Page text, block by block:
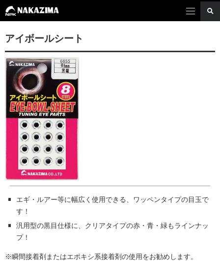
アイボールシート
エギ・ルアー等に幅広く使用できる、ワッペンタイプの目玉で
す！
汎用型の黒目仕様に、クリアタイプの赤・青・緑もラインナッ
プ！
※瞬間接着剤またはエポキシ系接着剤の使用をお勧めします。